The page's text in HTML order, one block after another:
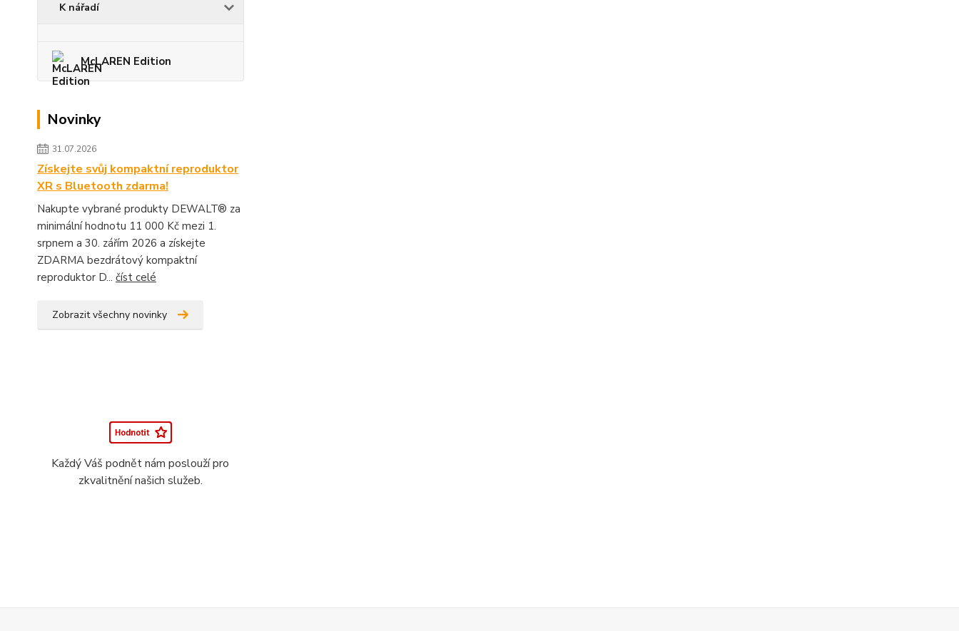
K nářadí
McLAREN Edition
Novinky
31.07.2026
Získejte svůj kompaktní reproduktor
XR s Bluetooth zdarma!
Nakupte vybrané produkty DEWALT® za
minimální hodnotu 11 000 Kč mezi 1.
srpnem a 30. zářím 2026 a získejte
ZDARMA bezdrátový kompaktní
reproduktor D... číst celé
Zobrazit všechny novinky
Každý Váš podnět nám poslouží pro
zkvalitnění našich služeb.